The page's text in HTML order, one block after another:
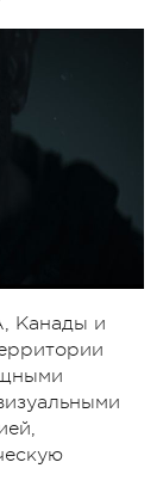
Канады и